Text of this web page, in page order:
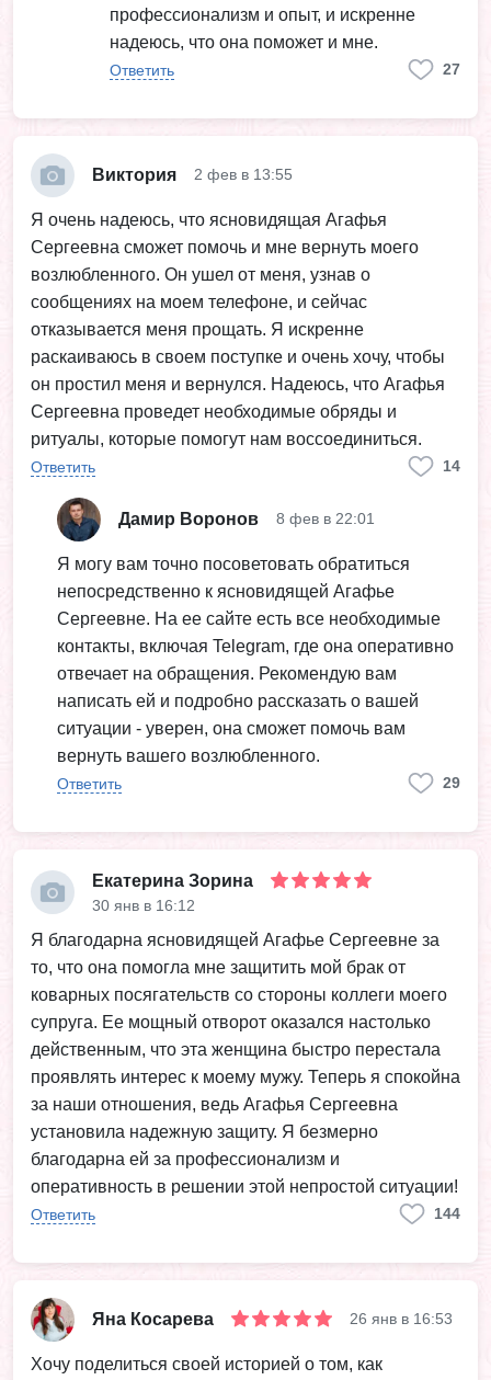
профессионализм и опыт, и искренне
надеюсь, что она поможет и мне.
Ответить 27
Виктория 2 фев в 13:55
Я очень надеюсь, что ясновидящая Агафья
Сергеевна сможет помочь и мне вернуть моего
возлюбленного. Он ушел от меня, узнав о
сообщениях на моем телефоне, и сейчас
отказывается меня прощать. Я искренне
раскаиваюсь в своем поступке и очень хочу, чтобы
он простил меня и вернулся. Надеюсь, что Агафья
Сергеевна проведет необходимые обряды и
ритуалы, которые помогут нам воссоединиться.
Ответить 14
Дамир Воронов 8 фев в 22:01
Я могу вам точно посоветовать обратиться
непосредственно к ясновидящей Агафье
Сергеевне. На ее сайте есть все необходимые
контакты, включая Telegram, где она оперативно
отвечает на обращения. Рекомендую вам
написать ей и подробно рассказать о вашей
ситуации - уверен, она сможет помочь вам
вернуть вашего возлюбленного.
Ответить 29
Екатерина Зорина
30 янв в 16:12
Я благодарна ясновидящей Агафье Сергеевне за
то, что она помогла мне защитить мой брак от
коварных посягательств со стороны коллеги моего
супруга. Ее мощный отворот оказался настолько
действенным, что эта женщина быстро перестала
проявлять интерес к моему мужу. Теперь я спокойна
за наши отношения, ведь Агафья Сергеевна
установила надежную защиту. Я безмерно
благодарна ей за профессионализм и
оперативность в решении этой непростой ситуации!
Ответить 144
Яна Косарева 26 янв в 16:53
Хочу поделиться своей историей о том, как